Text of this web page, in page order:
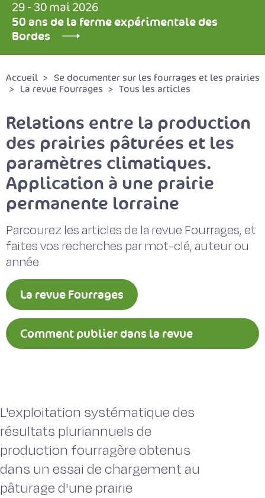
29 - 30 mai 2026
50 ans de la ferme expérimentale des
Bordes
Accueil
Se documenter sur les fourrages et les prairies
La revue Fourrages
Tous les articles
Relations entre la production
des prairies pâturées et les
paramètres climatiques.
Application à une prairie
permanente lorraine
Parcourez les articles de la revue Fourrages, et
faites vos recherches par mot-clé, auteur ou
année
La revue Fourrages
Comment publier dans la revue
L'exploitation systématique des
résultats pluriannuels de
production fourragère obtenus
dans un essai de chargement au
pâturage d'une prairie